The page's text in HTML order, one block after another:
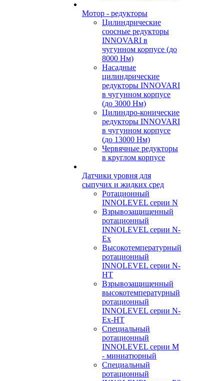
Мотор - редукторы
Цилиндрические
соосные редукторы
INNOVARI в
чугунном корпусе (до
8000 Нм)
Насадные
цилиндрические
редукторы INNOVARI
в чугунном корпусе
(до 3000 Нм)
Цилиндро-конические
редукторы INNOVARI
в чугунном корпусе
(до 13000 Нм)
Червячные редукторы
в круглом корпусе
Датчики уровня для
сыпучих и жидких сред
Ротационный
INNOLEVEL серии N
Взрывозащищенный
ротационный
INNOLEVEL серии N-
Ex
Высокотемпературный
ротационный
INNOLEVEL серии N-
HT
Взрывозащищенный
высокотемпературный
ротационный
INNOLEVEL серии N-
Ex-HT
Специальный
ротационный
INNOLEVEL серии M
- миниатюрный
Специальный
ротационный